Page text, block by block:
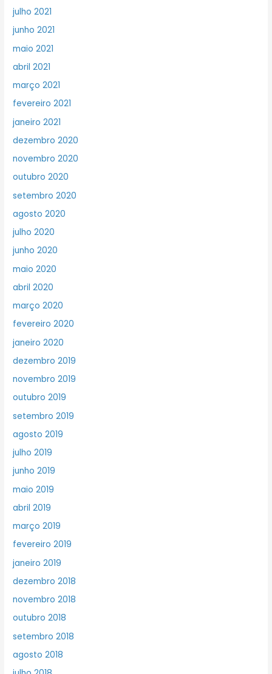
julho 2021
junho 2021
maio 2021
abril 2021
março 2021
fevereiro 2021
janeiro 2021
dezembro 2020
novembro 2020
outubro 2020
setembro 2020
agosto 2020
julho 2020
junho 2020
maio 2020
abril 2020
março 2020
fevereiro 2020
janeiro 2020
dezembro 2019
novembro 2019
outubro 2019
setembro 2019
agosto 2019
julho 2019
junho 2019
maio 2019
abril 2019
março 2019
fevereiro 2019
janeiro 2019
dezembro 2018
novembro 2018
outubro 2018
setembro 2018
agosto 2018